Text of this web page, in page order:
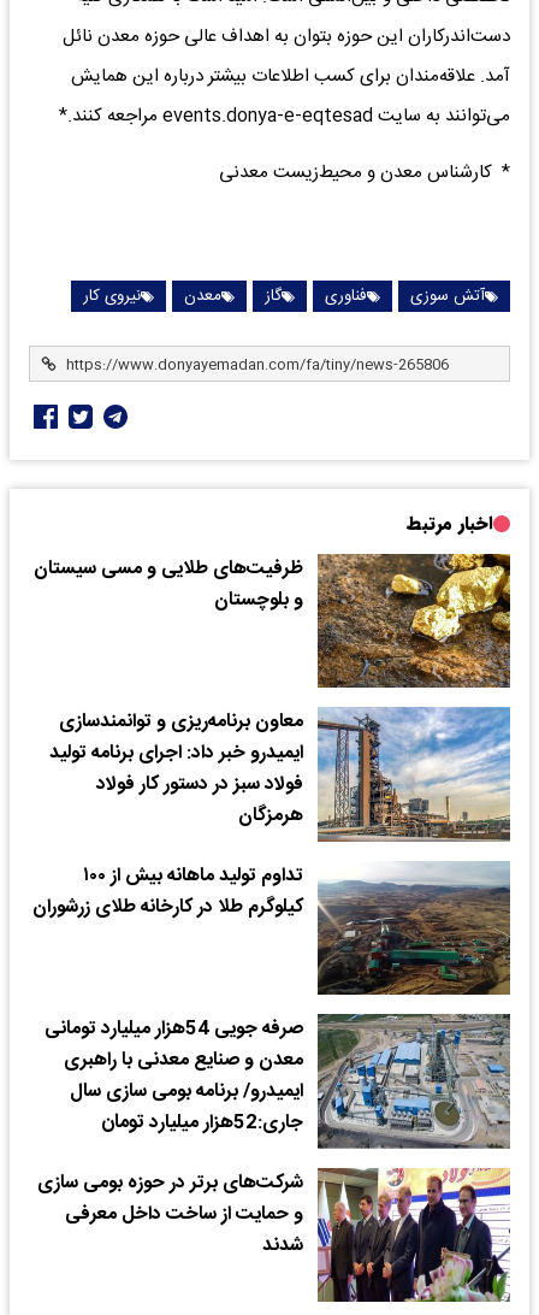
دست‌اندرکاران این حوزه بتوان به اهداف عالی حوزه معدن نائل
آمد. علاقه‌مندان برای کسب اطلاعات بیشتر درباره این همایش
می‌توانند به سایت events.donya-e-eqtesad مراجعه کنند.*
* کارشناس معدن و محیط‌زیست معدنی
آتش سوزی فناوری گاز معدن نیروی کار
اخبار مرتبط
ظرفیت‌های طلایی و مسی سیستان
و بلوچستان
معاون برنامه‌ریزی و توانمندسازی
ایمیدرو خبر داد: اجرای برنامه تولید
فولاد سبز در دستور کار فولاد
هرمزگان
تداوم تولید ماهانه بیش از ۱۰۰
کیلوگرم طلا در کارخانه طلای زرشوران
صرفه جویی 54هزار میلیارد تومانی
معدن و صنایع معدنی با راهبری
ایمیدرو/ برنامه بومی سازی سال
جاری:52هزار میلیارد تومان
شرکت‌های برتر در حوزه بومی سازی
و حمایت از ساخت داخل معرفی
شدند